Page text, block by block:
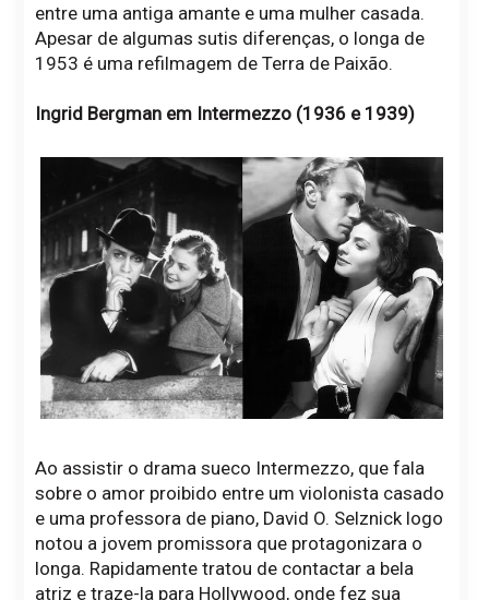
entre uma antiga amante e uma mulher casada.
Apesar de algumas sutis diferenças, o longa de
1953 é uma refilmagem de Terra de Paixão.
Ingrid Bergman em Intermezzo (1936 e 1939)
Ao assistir o drama sueco Intermezzo, que fala
sobre o amor proibido entre um violonista casado
e uma professora de piano, David O. Selznick logo
notou a jovem promissora que protagonizara o
longa. Rapidamente tratou de contactar a bela
atriz e traze-la para Hollywood, onde fez sua